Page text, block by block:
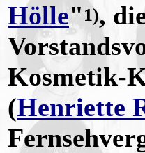
Hölle" 1),
Kosmetik-
(Henriette